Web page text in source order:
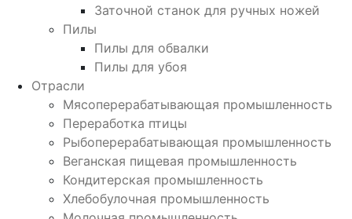
Заточной станок для ручных ножей
Пилы
Пилы для обвалки
Пилы для убоя
Отрасли
Мясоперерабатывающая промышленность
Переработка птицы
Рыбоперерабатывающая промышленность
Веганская пищевая промышленность
Кондитерская промышленность
Хлебобулочная промышленность